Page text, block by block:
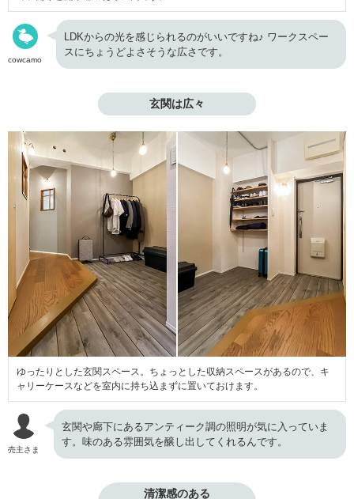
cowcamo
LDKからの光を感じられるのがいいですね♪ ワークスペー
スにちょうどよさそうな広さです。
玄関は広々
ゆったりとした玄関スペース。ちょっとした収納スペースがあるので、キ
ャリーケースなどを室内に持ち込まずに置いておけます。
売主さま
玄関や廊下にあるアンティーク調の照明が気に入っていま
す。味のある雰囲気を醸し出してくれるんです。
清潔感のある